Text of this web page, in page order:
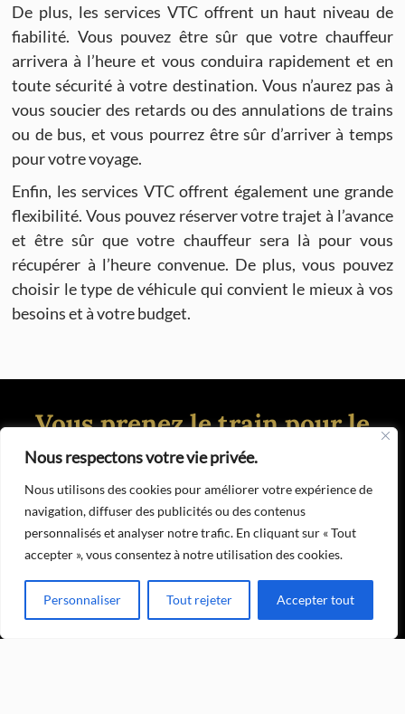
Nous respectons votre vie privée.
Nous utilisons des cookies pour améliorer votre expérience de
navigation, diffuser des publicités ou des contenus
personnalisés et analyser notre trafic. En cliquant sur « Tout
accepter », vous consentez à notre utilisation des cookies.
Personnaliser Tout rejeter Accepter tout
De plus, les services VTC offrent un haut niveau de
fiabilité. Vous pouvez être sûr que votre chauffeur
arrivera à l’heure et vous conduira rapidement et en
toute sécurité à votre destination. Vous n’aurez pas à
vous soucier des retards ou des annulations de trains
ou de bus, et vous pourrez être sûr d’arriver à temps
pour votre voyage.
Enfin, les services VTC offrent également une grande
flexibilité. Vous pouvez réserver votre trajet à l’avance
et être sûr que votre chauffeur sera là pour vous
récupérer à l’heure convenue. De plus, vous pouvez
choisir le type de véhicule qui convient le mieux à vos
besoins et à votre budget.
Vous prenez le train pour le
business ?
Les déplacements vers une gare peuvent être stressants,
surtout si vous devez transporter vos bagages et trouver
un parking. Les taxis traditionnels peuvent ne pas offrir le
voyager sereinement. C’est là que notre service de
transfert VTC vers les gares peut faire la différence. Les